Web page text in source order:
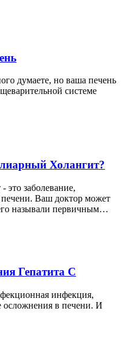
думаете, но ваша печень
системе
Холангит?
заболевание,
Ваш доктор может
называли первичным…
Гепатита С
инфекция,
осложнения в печени. И